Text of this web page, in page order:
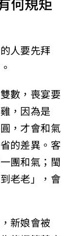
人要先拜
數，喪宴要
，因為是
，才會和氣
的差異。客
團和氣；閩
老老」，會
新娘會被